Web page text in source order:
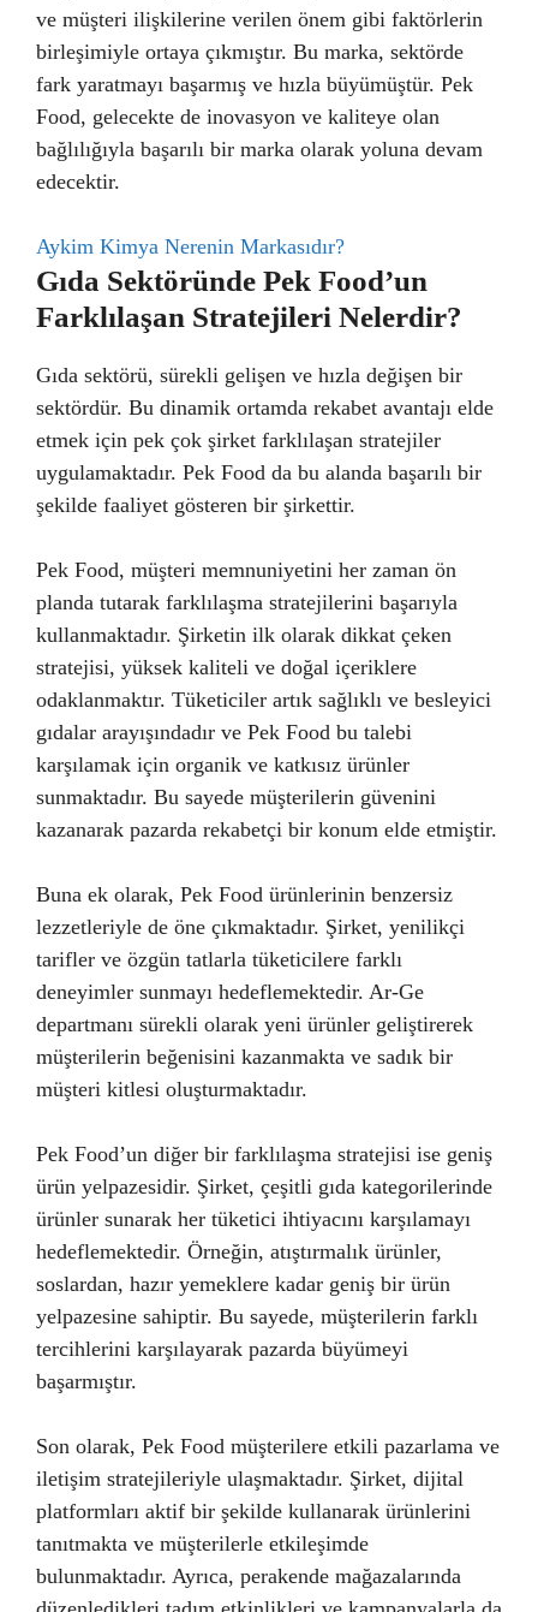
ve müşteri ilişkilerine verilen önem gibi faktörlerin
birleşimiyle ortaya çıkmıştır. Bu marka, sektörde
fark yaratmayı başarmış ve hızla büyümüştür. Pek
Food, gelecekte de inovasyon ve kaliteye olan
bağlılığıyla başarılı bir marka olarak yoluna devam
edecektir.
Aykim Kimya Nerenin Markasıdır?
Gıda Sektöründe Pek Food’un
Farklılaşan Stratejileri Nelerdir?
Gıda sektörü, sürekli gelişen ve hızla değişen bir
sektördür. Bu dinamik ortamda rekabet avantajı elde
etmek için pek çok şirket farklılaşan stratejiler
uygulamaktadır. Pek Food da bu alanda başarılı bir
şekilde faaliyet gösteren bir şirkettir.
Pek Food, müşteri memnuniyetini her zaman ön
planda tutarak farklılaşma stratejilerini başarıyla
kullanmaktadır. Şirketin ilk olarak dikkat çeken
stratejisi, yüksek kaliteli ve doğal içeriklere
odaklanmaktır. Tüketiciler artık sağlıklı ve besleyici
gıdalar arayışındadır ve Pek Food bu talebi
karşılamak için organik ve katkısız ürünler
sunmaktadır. Bu sayede müşterilerin güvenini
kazanarak pazarda rekabetçi bir konum elde etmiştir.
Buna ek olarak, Pek Food ürünlerinin benzersiz
lezzetleriyle de öne çıkmaktadır. Şirket, yenilikçi
tarifler ve özgün tatlarla tüketicilere farklı
deneyimler sunmayı hedeflemektedir. Ar-Ge
departmanı sürekli olarak yeni ürünler geliştirerek
müşterilerin beğenisini kazanmakta ve sadık bir
müşteri kitlesi oluşturmaktadır.
Pek Food’un diğer bir farklılaşma stratejisi ise geniş
ürün yelpazesidir. Şirket, çeşitli gıda kategorilerinde
ürünler sunarak her tüketici ihtiyacını karşılamayı
hedeflemektedir. Örneğin, atıştırmalık ürünler,
soslardan, hazır yemeklere kadar geniş bir ürün
yelpazesine sahiptir. Bu sayede, müşterilerin farklı
tercihlerini karşılayarak pazarda büyümeyi
başarmıştır.
Son olarak, Pek Food müşterilere etkili pazarlama ve
iletişim stratejileriyle ulaşmaktadır. Şirket, dijital
platformları aktif bir şekilde kullanarak ürünlerini
tanıtmakta ve müşterilerle etkileşimde
bulunmaktadır. Ayrıca, perakende mağazalarında